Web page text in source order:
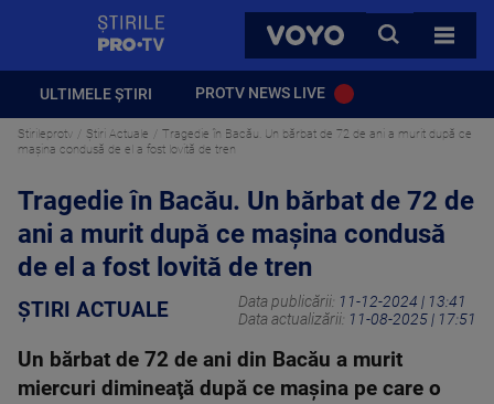
VOYO
CAUTA
TOATE
ULTIMELE ȘTIRI PROTV NEWS LIVE
Stirileprotv Știri Actuale
Tragedie în Bacău. Un bărbat de 72 de ani a murit după ce
mașina condusă de el a fost lovită de tren
Tragedie în Bacău. Un bărbat de 72 de
ani a murit după ce mașina condusă
de el a fost lovită de tren
ȘTIRI ACTUALE Data publicării: 11-12-2024 | 13:41
Data actualizării: 11-08-2025 | 17:51
Un bărbat de 72 de ani din Bacău a murit
miercuri dimineaţă după ce maşina pe care o